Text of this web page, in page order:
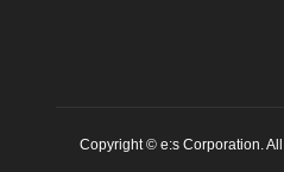
Copyright © e:s Corporation.